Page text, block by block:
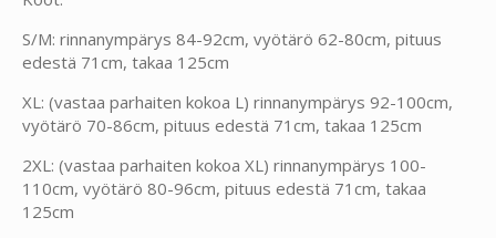
S/M: rinnanympärys 84-92cm, vyötärö 62-80cm, pituus
edestä 71cm, takaa 125cm
XL: (vastaa parhaiten kokoa L) rinnanympärys 92-100cm,
vyötärö 70-86cm, pituus edestä 71cm, takaa 125cm
2XL: (vastaa parhaiten kokoa XL) rinnanympärys 100-
110cm, vyötärö 80-96cm, pituus edestä 71cm, takaa
125cm